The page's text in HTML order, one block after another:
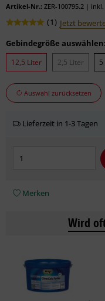
Artikel-Nr.: ZER-100795.2 | inkl.
(1) Jetzt
Gebindegröße auswählen:
12,5 Liter 2,5 Liter
Auswahl zurücksetzen
Lieferzeit in 1-3 Tagen
Merken
Wird